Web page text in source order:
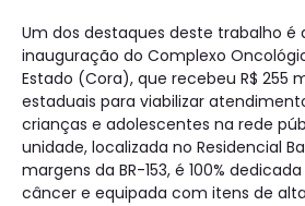
Um dos destaques deste trabalho é
inauguração do Complexo
Estado (Cora), que recebeu R$ 255
estaduais para viabilizar
crianças e adolescentes na rede
unidade, localizada no Residencial
margens da BR-153, é 100%
câncer e equipada com itens de